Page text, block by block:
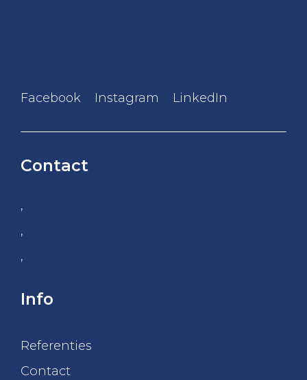
Facebook Instagram LinkedIn
Contact
,
,
,
Info
Referenties
Contact